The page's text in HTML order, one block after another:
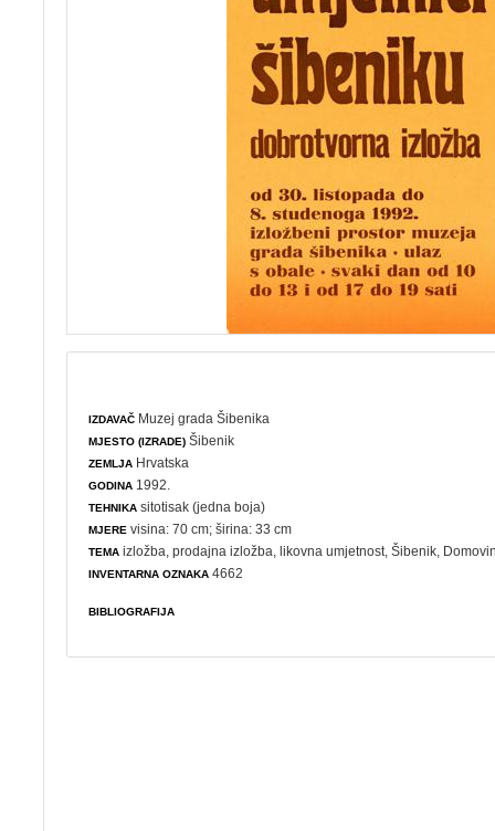
IZDAVAČ Muzej grada Šibenika
MJESTO (IZRADE) Šibenik
ZEMLJA Hrvatska
GODINA 1992.
TEHNIKA sitotisak (jedna boja)
MJERE visina: 70 cm; širina: 33 cm
TEMA izložba ,prodajna izložba ,likovna umjetnost , Šibenik,
INVENTARNA OZNAKA 4662
BIBLIOGRAFIJA